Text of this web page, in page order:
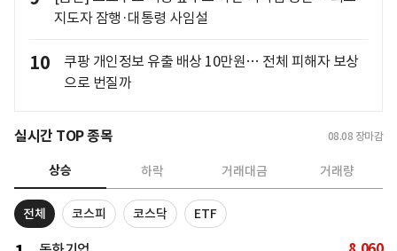
지도자 잠행·대통령 사임설
10
쿠팡 개인정보 유출 배상 10만원… 전체 피해자 보상
으로 번질까
실시간 TOP 종목 08.08 장마감
상승 하락 거래대금 거래량
전체 코스피 코스닥 ETF